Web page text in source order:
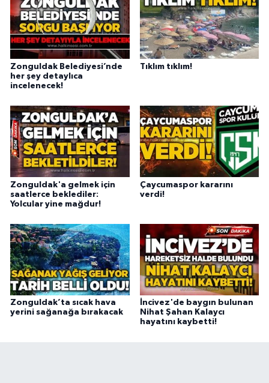
Zonguldak Belediyesi’nde
her şey detaylıca
incelenecek!
Tıklım tıklım!
Zonguldak'a gelmek için
saatlerce beklediler:
Yolcular yine mağdur!
Çaycumaspor kararını
verdi!
Zonguldak’ta sıcak hava
yerini sağanağa bırakacak
İncivez'de baygın bulunan
Nihat Şahan Kalaycı
hayatını kaybetti!